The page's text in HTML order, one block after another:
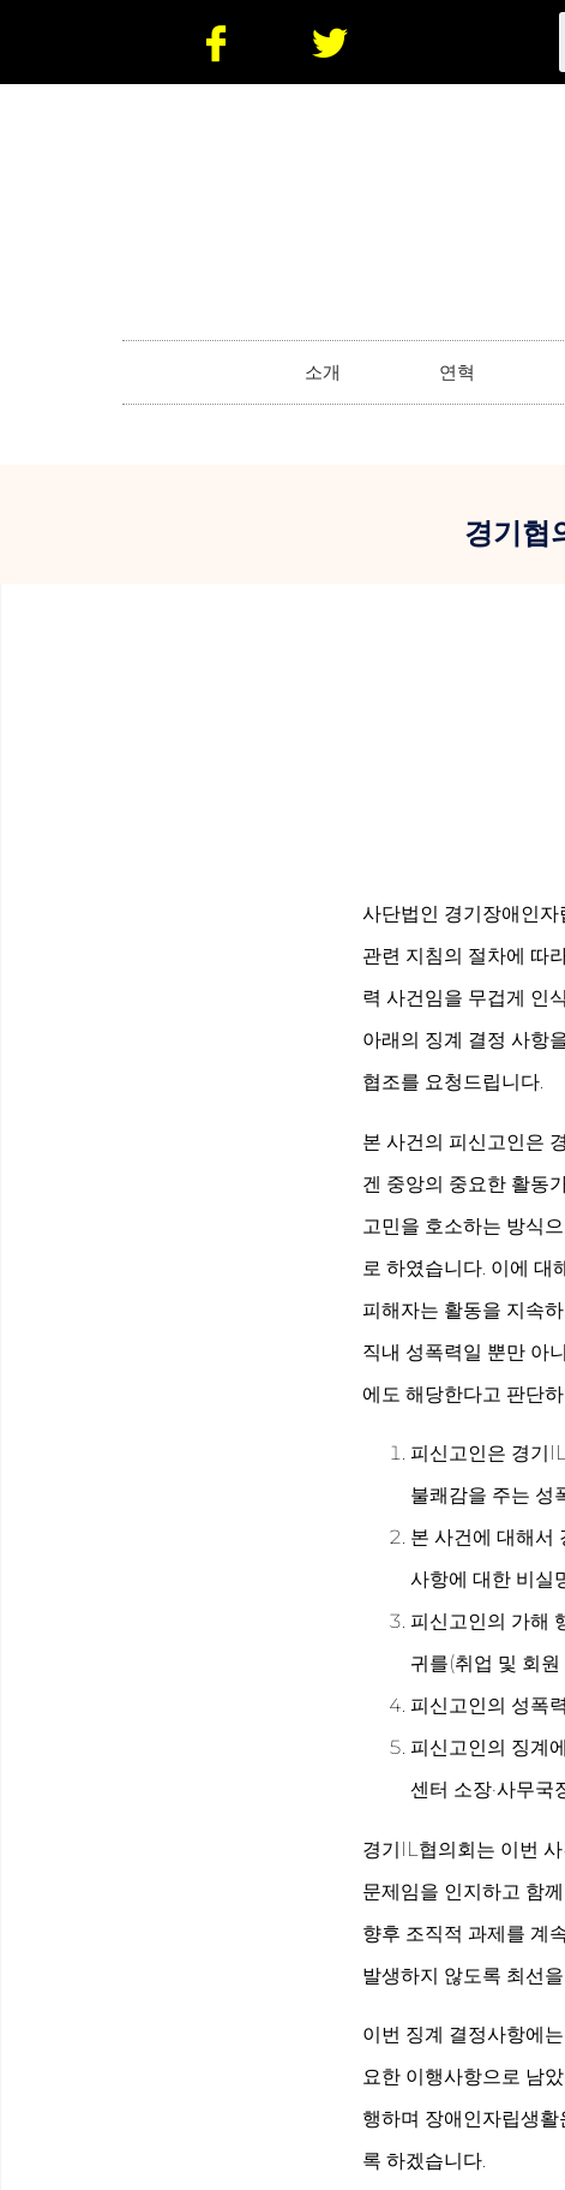
소개 연혁
경기협
사단법인 경기장애인자
관련 지침의 절차에 따
력 사건임을 무겁게 인
아래의 징계 결정 사항
협조를 요청드립니다.
본 사건의 피신고인은
겐 중앙의 중요한 활동
고민을 호소하는 방식
로 하였습니다. 이에 대
피해자는 활동을 지속
직내 성폭력일 뿐만 아
에도 해당한다고 판단
피신고인은 경기
불쾌감을 주는 성
본 사건에 대해서
사항에 대한 비실
피신고인의 가해
귀를(취업 및 회
피신고인의 성폭
피신고인의 징계
센터 소장·사무국
경기IL협의회는 이번
문제임을 인지하고 함
향후 조직적 과제를 계
발생하지 않도록 최선
이번 징계 결정사항에
요한 이행사항으로 남
행하며 장애인자립생
록 하겠습니다.